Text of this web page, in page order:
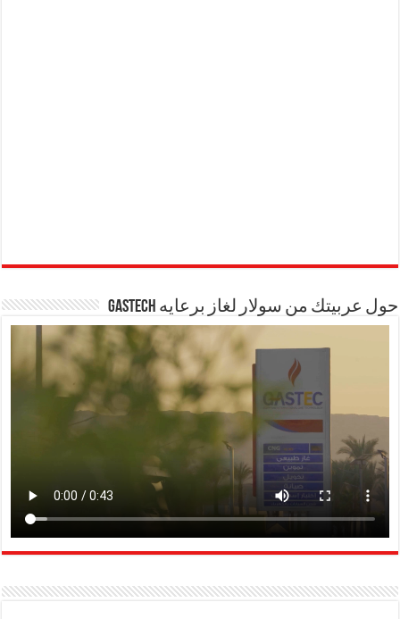
حول عربيتك من سولار لغاز برعايه GASTECH